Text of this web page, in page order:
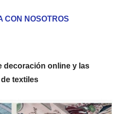
CON NOSOTROS
decoración online y las
textiles